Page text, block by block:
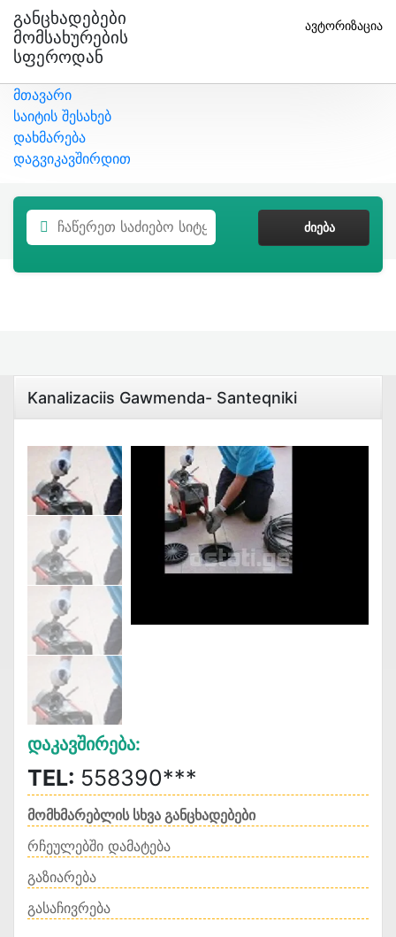
Განცხადებები
Მომსახურების
Სფეროდან
ავტორიზაცია
მთავარი
საიტის შესახებ
დახმარება
დაგვიკავშირდით
ᲫᲘᲔᲑᲐ
Kanalizaciis Gawmenda- Santeqniki
Დაკავშირება:
TEL: 558390***
მომხმარებლის სხვა განცხადებები
რჩეულებში დამატება
გაზიარება
გასაჩივრება